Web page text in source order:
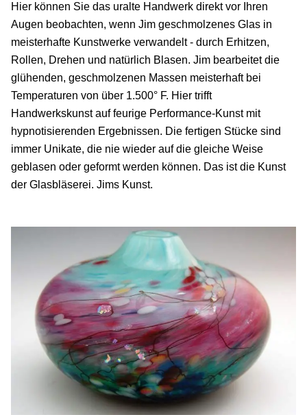
Hier können Sie das uralte Handwerk direkt vor Ihren
Augen beobachten, wenn Jim geschmolzenes Glas in
meisterhafte Kunstwerke verwandelt - durch Erhitzen,
Rollen, Drehen und natürlich Blasen. Jim bearbeitet die
glühenden, geschmolzenen Massen meisterhaft bei
Temperaturen von über 1.500° F. Hier trifft
Handwerkskunst auf feurige Performance-Kunst mit
hypnotisierenden Ergebnissen. Die fertigen Stücke sind
immer Unikate, die nie wieder auf die gleiche Weise
geblasen oder geformt werden können. Das ist die Kunst
der Glasbläserei. Jims Kunst.